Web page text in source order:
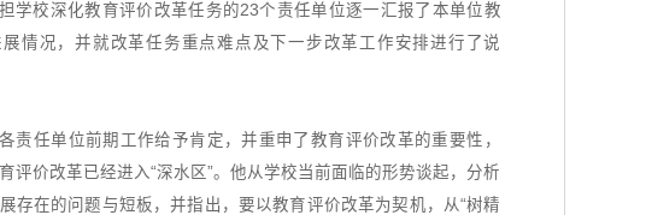
学校深化教育评价改革任务的23个责任单位逐一汇报了本单位教
情况，并就改革任务重点难点及下一步改革工作安排进行了说
责任单位前期工作给予肯定，并重申了教育评价改革的重要性，
评价改革已经进入“深水区”。他从学校当前面临的形势谈起，分析
展存在的问题与短板，并指出，要以教育评价改革为契机，从“树精